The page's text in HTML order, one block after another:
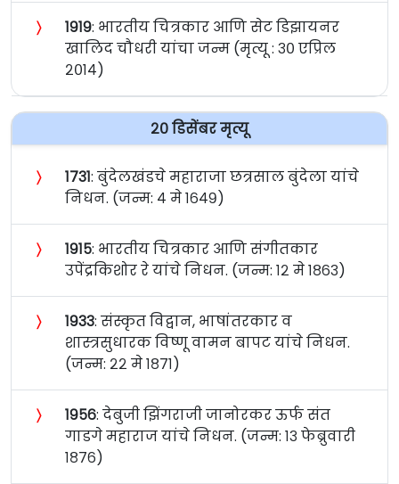
〉 १९१९: भारतीय चित्रकार आणि सेट डिझायनर
खालिद चौधरी यांचा जन्म (मृत्यू : ३० एप्रिल
२०१४)
२० डिसेंबर मृत्यू
〉 १७३१: बुंदेलखंडचे महाराजा छत्रसाल बुंदेला यांचे
निधन. (जन्म: ४ मे १६४९)
〉 १९१५: भारतीय चित्रकार आणि संगीतकार
उपेंद्रकिशोर रे यांचे निधन. (जन्म: १२ मे १८६३)
〉 १९३३: संस्कृत विद्वान, भाषांतरकार व
शास्त्रसुधारक विष्णू वामन बापट यांचे निधन.
(जन्म: २२ मे १८७१)
〉 १९५६: देबुजी झिंगराजी जानोरकर ऊर्फ संत
गाडगे महाराज यांचे निधन. (जन्म: १३ फेब्रुवारी
१८७६)